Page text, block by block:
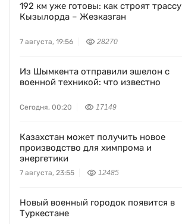
192 км уже готовы: как строят трассу
Кызылорда – Жезказган
7 августа, 19:56 28270
Из Шымкента отправили эшелон с
военной техникой: что известно
Сегодня, 00:20 17149
Казахстан может получить новое
производство для химпрома и
энергетики
7 августа, 23:55 12485
Новый военный городок появится в
Туркестане